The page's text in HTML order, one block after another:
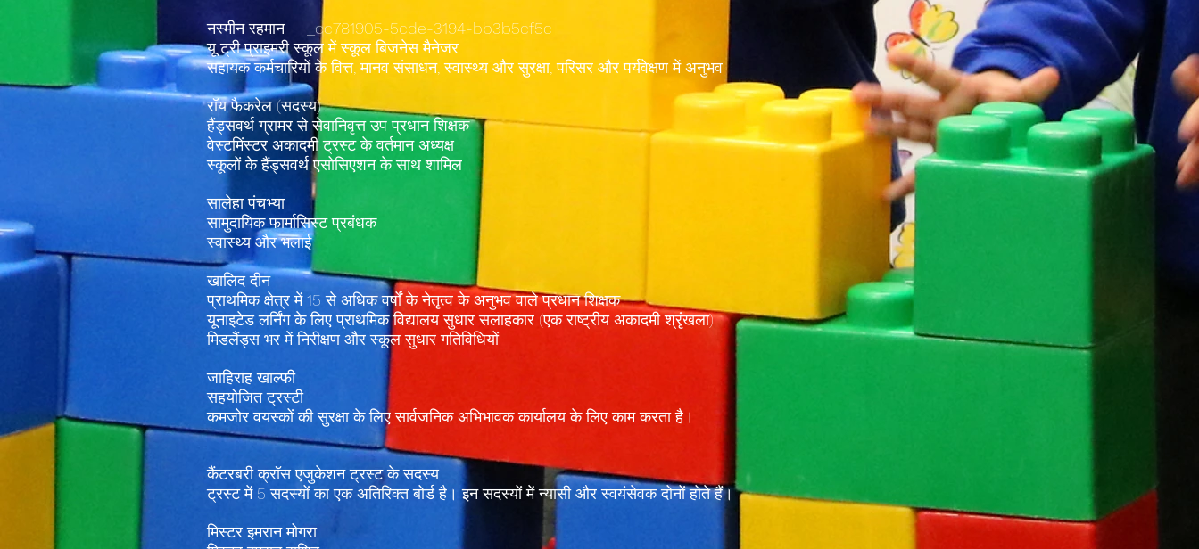
नस्मीन रहमान _cc781905-5cde-3194-bb3b5cf5c
यू ट्री प्राइमरी स्कूल में स्कूल बिजनेस मैनेजर
सहायक कर्मचारियों के वित्त, मानव संसाधन, स्वास्थ्य और सुरक्षा, परिसर और पर्यवेक्षण में अनुभव
रॉय फैकरेल (सदस्य)
हैंड्सवर्थ ग्रामर से सेवानिवृत्त उप प्रधान शिक्षक
वेस्टमिंस्टर अकादमी ट्रस्ट के वर्तमान अध्यक्ष
स्कूलों के हैंड्सवर्थ एसोसिएशन के साथ शामिल
सालेहा पंचभ्या
सामुदायिक फार्मासिस्ट प्रबंधक
स्वास्थ्य और भलाई
खालिद दीन
प्राथमिक क्षेत्र में 15 से अधिक वर्षों के नेतृत्व के अनुभव वाले प्रधान शिक्षक
यूनाइटेड लर्निंग के लिए प्राथमिक विद्यालय सुधार सलाहकार (एक राष्ट्रीय अकादमी श्रृंखला)
मिडलैंड्स भर में निरीक्षण और स्कूल सुधार गतिविधियों
जाहिराह खाल्फी
सहयोजित ट्रस्टी
कमजोर वयस्कों की सुरक्षा के लिए सार्वजनिक अभिभावक कार्यालय के लिए काम करता है।
कैंटरबरी क्रॉस एजुकेशन ट्रस्ट के सदस्य
ट्रस्ट में 5 सदस्यों का एक अतिरिक्त बोर्ड है। इन सदस्यों में न्यासी और स्वयंसेवक दोनों होते हैं।
मिस्टर इमरान मोगरा